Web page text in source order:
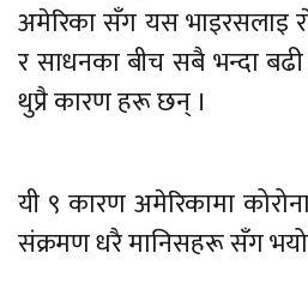
अमेरिका सँग यस भाइरसलाइ
र साधनका बीच सबै भन्दा बढी
थुप्रै कारण हरू छन् ।
यी ९ कारण अमेरिकामा
संक्रमण धरै मानिसहरू सँग